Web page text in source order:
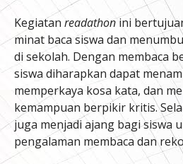
Kegiatan readathonini
minat baca siswa dan
di sekolah. Dengan membaca
siswa diharapkan dapat
memperkaya kosa kata, dan
kemampuan berpikir kritis.
juga menjadi ajang bagi siswa
pengalaman membaca dan